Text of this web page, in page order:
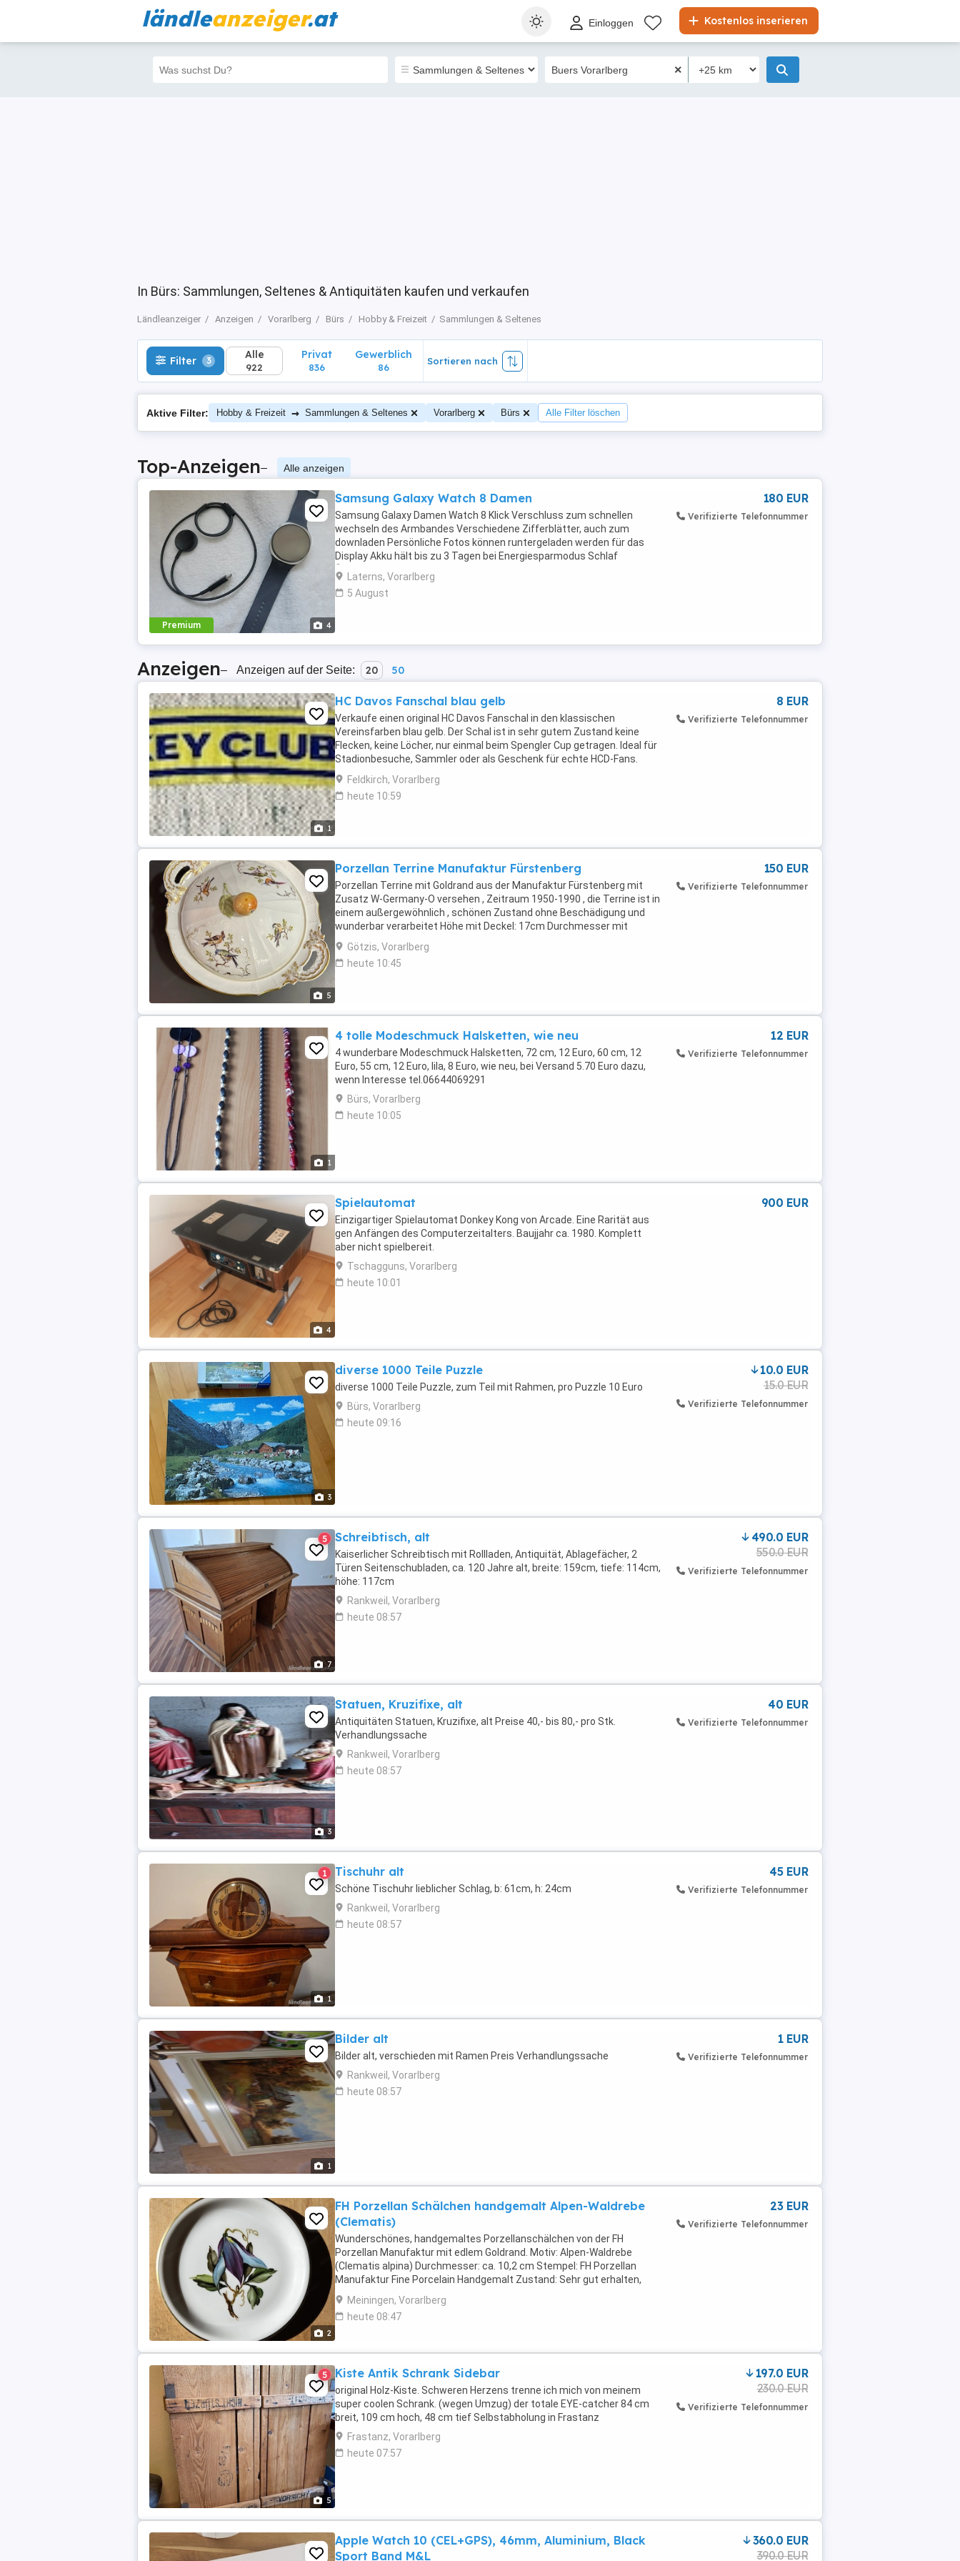
ländleanzeiger.at Kostenlos inserieren
Einloggen
In Bürs: Sammlungen, Seltenes & Antiquitäten kaufen und verkaufen
Ländleanzeiger Anzeigen Vorarlberg Bürs Hobby & Freizeit Sammlungen & Seltenes
Filter 3 Alle
922
Privat
836
Filter 3 Alle
922
Privat
836
Gewerblich
86
Sortieren nach
Aktive Filter: Hobby & Freizeit → Sammlungen & Seltenes Vorarlberg Bürs Alle Filter löschen
Top-Anzeigen– Alle anzeigen
Premium 4
Samsung Galaxy Watch 8 Damen
Samsung Galaxy Damen Watch 8 Klick Verschluss zum schnellen
wechseln des Armbandes Verschiedene Zifferblätter, auch zum
downladen Persönliche Fotos können runtergeladen werden für das
Display Akku hält bis zu 3 Tagen bei Energiesparmodus Schlaf
Überwachung und andere Spielereien Die Watch ist neuwertig, ...
Laterns, Vorarlberg
5 August
180 EUR
Verifizierte Telefonnummer
Anzeigen– Anzeigen auf der Seite: 20 50
1
HC Davos Fanschal blau gelb
Verkaufe einen original HC Davos Fanschal in den klassischen
Vereinsfarben blau gelb. Der Schal ist in sehr gutem Zustand keine
Flecken, keine Löcher, nur einmal beim Spengler Cup getragen. Ideal für
Stadionbesuche, Sammler oder als Geschenk für echte HCD-Fans.
Original Fanartikel Farben: blau gelb Zustand: ...
Feldkirch, Vorarlberg
heute 10:59
8 EUR
Verifizierte Telefonnummer
5
Porzellan Terrine Manufaktur Fürstenberg
Porzellan Terrine mit Goldrand aus der Manufaktur Fürstenberg mit
Zusatz W-Germany-O versehen , Zeitraum 1950-1990 , die Terrine ist in
einem außergewöhnlich , schönen Zustand ohne Beschädigung und
wunderbar verarbeitet Höhe mit Deckel: 17cm Durchmesser mit
Henkel: 30cm bei Versand zuzüglich Versandkosten ...
Götzis, Vorarlberg
heute 10:45
150 EUR
Verifizierte Telefonnummer
1
4 tolle Modeschmuck Halsketten, wie neu
4 wunderbare Modeschmuck Halsketten, 72 cm, 12 Euro, 60 cm, 12
Euro, 55 cm, 12 Euro, lila, 8 Euro, wie neu, bei Versand 5.70 Euro dazu,
wenn Interesse tel.06644069291
Bürs, Vorarlberg
heute 10:05
12 EUR
Verifizierte Telefonnummer
4
Spielautomat
Einzigartiger Spielautomat Donkey Kong von Arcade. Eine Rarität aus
gen Anfängen des Computerzeitalters. Baujjahr ca. 1980. Komplett
aber nicht spielbereit.
Tschagguns, Vorarlberg
heute 10:01
900 EUR
3
diverse 1000 Teile Puzzle
diverse 1000 Teile Puzzle, zum Teil mit Rahmen, pro Puzzle 10 Euro
Bürs, Vorarlberg
heute 09:16
10.0 EUR
15.0 EUR
Verifizierte Telefonnummer
7
5 Schreibtisch, alt
Kaiserlicher Schreibtisch mit Rollladen, Antiquität, Ablagefächer, 2
Türen Seitenschubladen, ca. 120 Jahre alt, breite: 159cm, tiefe: 114cm,
höhe: 117cm
Rankweil, Vorarlberg
heute 08:57
490.0 EUR
550.0 EUR
Verifizierte Telefonnummer
3
Statuen, Kruzifixe, alt
Antiquitäten Statuen, Kruzifixe, alt Preise 40,- bis 80,- pro Stk.
Verhandlungssache
Rankweil, Vorarlberg
heute 08:57
40 EUR
Verifizierte Telefonnummer
1
1 Tischuhr alt
Schöne Tischuhr lieblicher Schlag, b: 61cm, h: 24cm
Rankweil, Vorarlberg
heute 08:57
45 EUR
Verifizierte Telefonnummer
1
Bilder alt
Bilder alt, verschieden mit Ramen Preis Verhandlungssache
Rankweil, Vorarlberg
heute 08:57
1 EUR
Verifizierte Telefonnummer
2
FH Porzellan Schälchen handgemalt Alpen-Waldrebe
(Clematis)
Wunderschönes, handgemaltes Porzellanschälchen von der FH
Porzellan Manufaktur mit edlem Goldrand. Motiv: Alpen-Waldrebe
(Clematis alpina) Durchmesser: ca. 10,2 cm Stempel: FH Porzellan
Manufaktur Fine Porcelain Handgemalt Zustand: Sehr gut erhalten,
feine Bemalung, keine Abplatzer. Verwendung: ...
Meiningen, Vorarlberg
heute 08:47
23 EUR
Verifizierte Telefonnummer
5
5 Kiste Antik Schrank Sidebar
original Holz-Kiste. Schweren Herzens trenne ich mich von meinem
super coolen Schrank. (wegen Umzug) der totale EYE-catcher 84 cm
breit, 109 cm hoch, 48 cm tief Selbstabholung in Frastanz
Frastanz, Vorarlberg
heute 07:57
197.0 EUR
230.0 EUR
Verifizierte Telefonnummer
Apple Watch 10 (CEL+GPS), 46mm, Aluminium, Black
Sport Band M&L
360.0 EUR
390.0 EUR